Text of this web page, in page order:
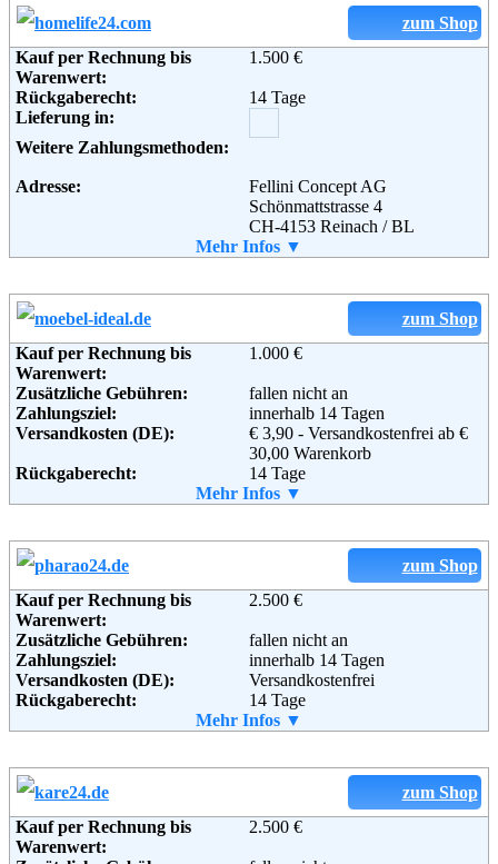
Weiterführende
Informationen:
zum Shop
Kauf per Rechnung bis
Warenwert:
1.500 €
Rückgaberecht:
14 Tage
Lieferung in:
Weitere Zahlungsmethoden:
Adresse:
Fellini Concept AG
Schönmattstrasse 4
CH-4153 Reinach / BL
01805 89 89 13
Mehr Infos ▼
zum Shop
Kauf per Rechnung bis
Warenwert:
1.000 €
Zusätzliche Gebühren:
fallen nicht an
Zahlungsziel:
innerhalb 14 Tagen
Versandkosten (DE):
€ 3,90 - Versandkostenfrei ab €
30,00 Warenkorb
Rückgaberecht:
14 Tage
Ja
Weitere Zahlungsmethoden:
Adresse:
Ideal Group KG
Hengstforde 2
26607 Aurich - Middels
Telefon:
04947 - 91 76 77
+49 (0) 4947 917655
Informationen:
Mehr Infos ▼
zum Shop
Kauf per Rechnung bis
Warenwert:
2.500 €
Zusätzliche Gebühren:
fallen nicht an
Zahlungsziel:
innerhalb 14 Tagen
Versandkosten (DE):
Versandkostenfrei
Rückgaberecht:
14 Tage
Ja
Weitere Zahlungsmethoden:
Adresse:
Inh. D&S Trading GbR
Mehr Infos ▼
zum Shop
Kauf per Rechnung bis
Warenwert:
2.500 €